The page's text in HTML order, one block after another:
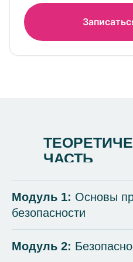
ЧАСТЬ
Модуль 1: Основы
безопасности
Модуль 2: